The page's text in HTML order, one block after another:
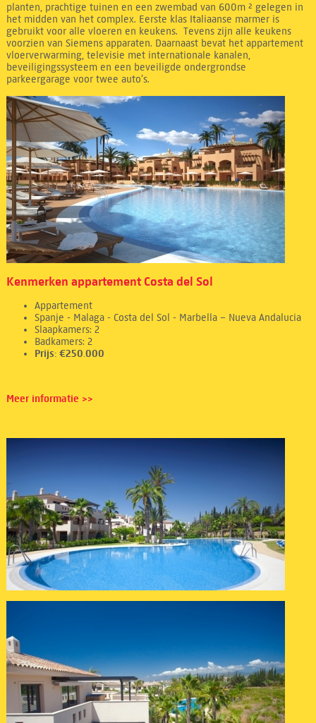
planten, prachtige tuinen en een zwembad van 600m ² gelegen in
het midden van het complex. Eerste klas Italiaanse marmer is
gebruikt voor alle vloeren en keukens. Tevens zijn alle keukens
voorzien van Siemens apparaten. Daarnaast bevat het appartement
vloerverwarming, televisie met internationale kanalen,
beveiligingssysteem en een beveiligde ondergrondse
parkeergarage voor twee auto’s.
Kenmerken appartement Costa del Sol
Appartement
Spanje - Malaga - Costa del Sol - Marbella – Nueva Andalucia
Slaapkamers: 2
Badkamers: 2
Prijs: €250.000
Meer informatie >>